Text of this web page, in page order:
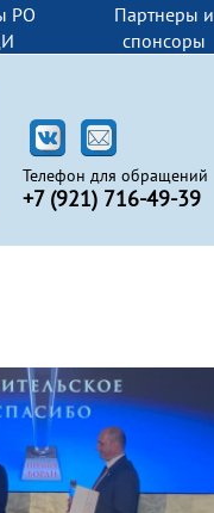
РО
Партнеры и
спонсоры
Телефон для обращений
+7 (921) 716-49-39